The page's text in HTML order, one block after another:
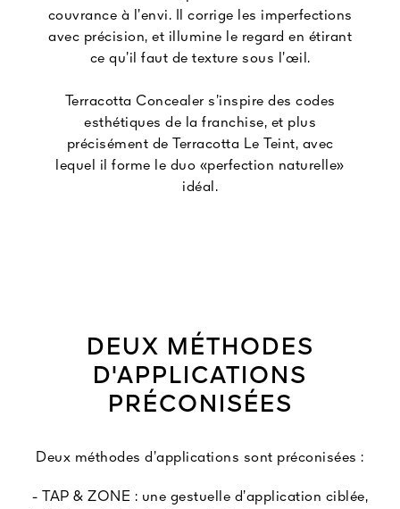
couvrance à l’envi. Il corrige les imperfections
avec précision, et illumine le regard en étirant
ce qu’il faut de texture sous l’œil.
Terracotta Concealer s’inspire des codes
esthétiques de la franchise, et plus
précisément de Terracotta Le Teint, avec
lequel il forme le duo «perfection naturelle»
idéal.
DEUX MÉTHODES
D'APPLICATIONS
PRÉCONISÉES
Deux méthodes d’applications sont préconisées :
- TAP & ZONE : une gestuelle d’application ciblée,